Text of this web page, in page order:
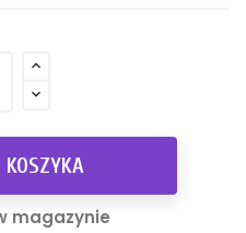
KOSZYKA
magazynie